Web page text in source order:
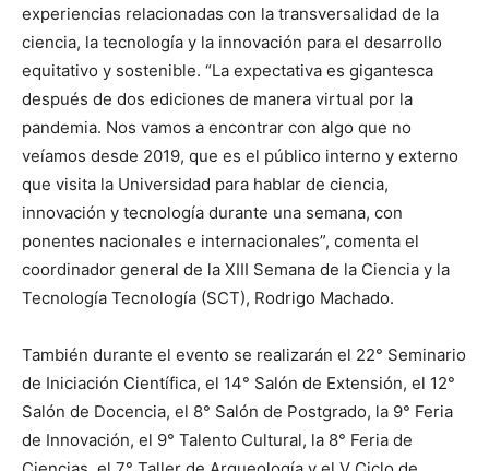
experiencias relacionadas con la transversalidad de la
ciencia, la tecnología y la innovación para el desarrollo
equitativo y sostenible. “La expectativa es gigantesca
después de dos ediciones de manera virtual por la
pandemia. Nos vamos a encontrar con algo que no
veíamos desde 2019, que es el público interno y externo
que visita la Universidad para hablar de ciencia,
innovación y tecnología durante una semana, con
ponentes nacionales e internacionales”, comenta el
coordinador general de la XIII Semana de la Ciencia y la
Tecnología Tecnología (SCT), Rodrigo Machado.
También durante el evento se realizarán el 22° Seminario
de Iniciación Científica, el 14° Salón de Extensión, el 12°
Salón de Docencia, el 8° Salón de Postgrado, la 9° Feria
de Innovación, el 9° Talento Cultural, la 8° Feria de